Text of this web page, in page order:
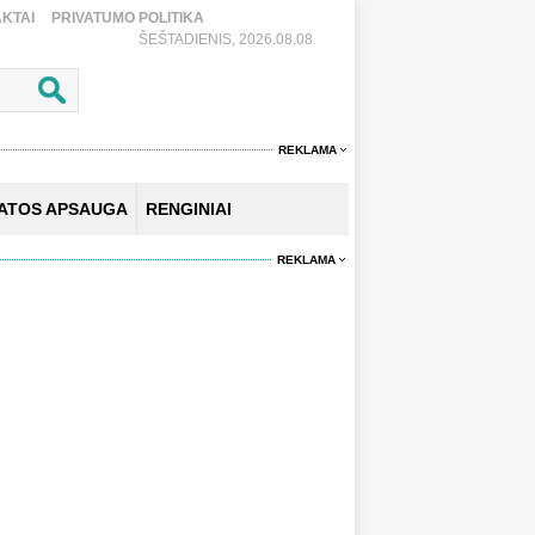
PRIVATUMO POLITIKA
ŠEŠTADIENIS, 2026.08.08
REKLAMA
APSAUGA RENGINIAI
REKLAMA